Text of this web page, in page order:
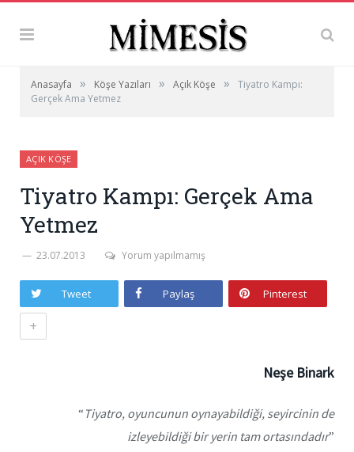
Anasayfa » Köşe Yazıları » Açık Köşe »
Tiyatro Kampı:
Gerçek Ama Yetmez
AÇIK KÖŞE
Tiyatro Kampı: Gerçek Ama
Yetmez
23.07.2013 Yorum yapılmamış
Tweet Paylaş Pinterest
+
Neşe Binark
“ Tiyatro, oyuncunun oynayabildiği, seyircinin de
izleyebildiği bir yerin tam ortasındadır”